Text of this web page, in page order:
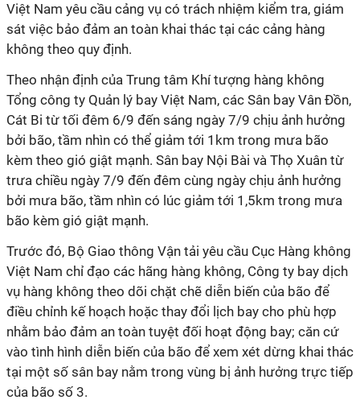
Việt Nam yêu cầu cảng vụ có trách nhiệm kiểm tra, giám
sát việc bảo đảm an toàn khai thác tại các cảng hàng
không theo quy định.
Theo nhận định của Trung tâm Khí tượng hàng không
Tổng công ty Quản lý bay Việt Nam, các Sân bay Vân Đồn,
Cát Bi từ tối đêm 6/9 đến sáng ngày 7/9 chịu ảnh hưởng
bởi bão, tầm nhìn có thể giảm tới 1km trong mưa bão
kèm theo gió giật mạnh. Sân bay Nội Bài và Thọ Xuân từ
trưa chiều ngày 7/9 đến đêm cùng ngày chịu ảnh hưởng
bởi mưa bão, tầm nhìn có lúc giảm tới 1,5km trong mưa
bão kèm gió giật mạnh.
Trước đó, Bộ Giao thông Vận tải yêu cầu Cục Hàng không
Việt Nam chỉ đạo các hãng hàng không, Công ty bay dịch
vụ hàng không theo dõi chặt chẽ diễn biến của bão để
điều chỉnh kế hoạch hoặc thay đổi lịch bay cho phù hợp
nhằm bảo đảm an toàn tuyệt đối hoạt động bay; căn cứ
vào tình hình diễn biến của bão để xem xét dừng khai thác
tại một số sân bay nằm trong vùng bị ảnh hưởng trực tiếp
của bão số 3.